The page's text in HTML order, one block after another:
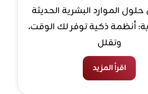
الموارد البشرية الحديثة
أنظمة ذكية توفر لك الوقت،
وتقلل
اقرأ المزيد